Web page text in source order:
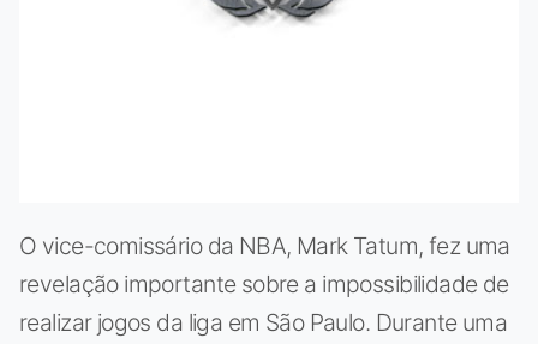
O vice-comissário da NBA, Mark Tatum, fez uma
revelação importante sobre a impossibilidade de
realizar jogos da liga em São Paulo. Durante uma